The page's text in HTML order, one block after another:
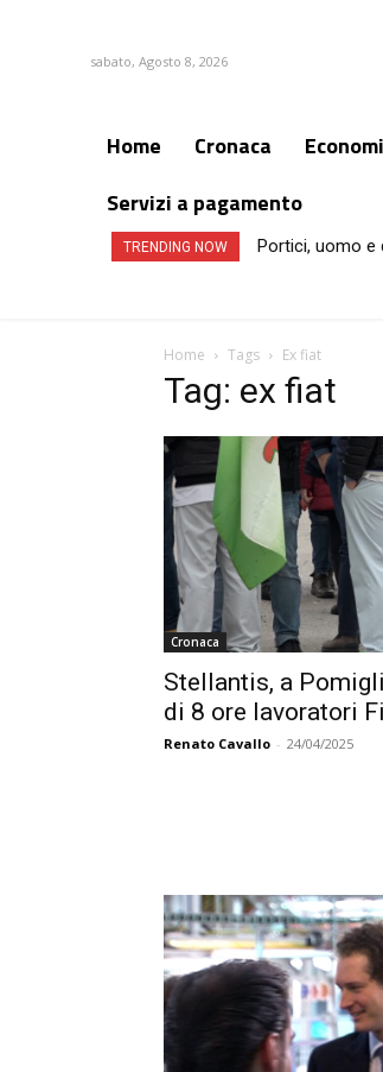
sabato, Agosto 8, 2026
Home Cronaca
Servizi a pagamento
TRENDING NOW Portici, uomo e
Home Tags Ex fiat
Tag: ex fiat
Cronaca
Stellantis, a
di 8 ore lavoratori
Renato Cavallo - 24/04/2025